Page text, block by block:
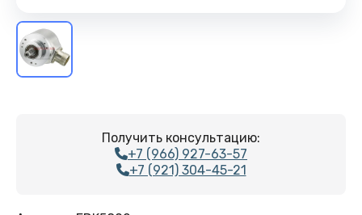
Получить консультацию:
+7 (966) 927-63-57
+7 (921) 304-45-21